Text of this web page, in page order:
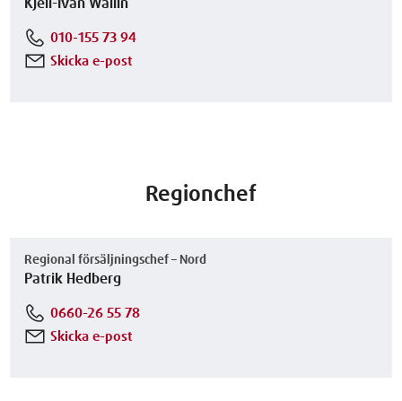
Kjell-Ivan Wallin
010-155 73 94
Skicka e-post
Regionchef
Regional försäljningschef – Nord
Patrik Hedberg
0660-26 55 78
Skicka e-post